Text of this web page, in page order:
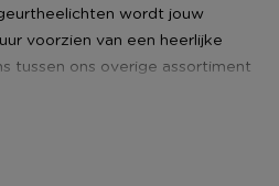
wordt jouw
voorzien van een heerlijke
tussen ons overige assortiment
en kaarsen.